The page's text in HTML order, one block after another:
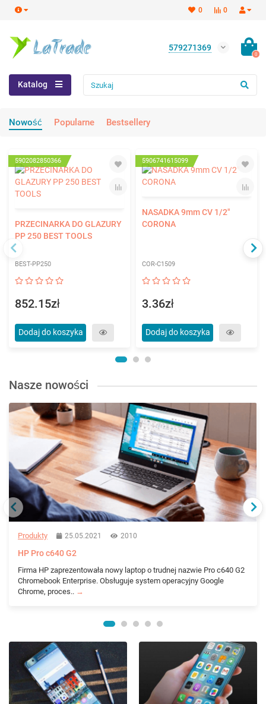
0
0
579271369
0
Katalog
Nowość Popularne Bestsellery
5902082850366
PRZECINARKA DO GLAZURY
PP 250 BEST TOOLS
BEST-PP250
852.15zł
Dodaj do koszyka
5906741615099
NASADKA 9mm CV 1/2"
CORONA
COR-C1509
3.36zł
Dodaj do koszyka
Nasze nowości
Produkty 25.05.2021 2010
HP Pro c640 G2
Firma HP zaprezentowała nowy laptop o trudnej nazwie Pro c640 G2
Chromebook Enterprise. Obsługuje system operacyjny Google
Chrome, proces.. →